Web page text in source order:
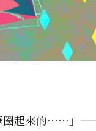
圈起來的⋯⋯」